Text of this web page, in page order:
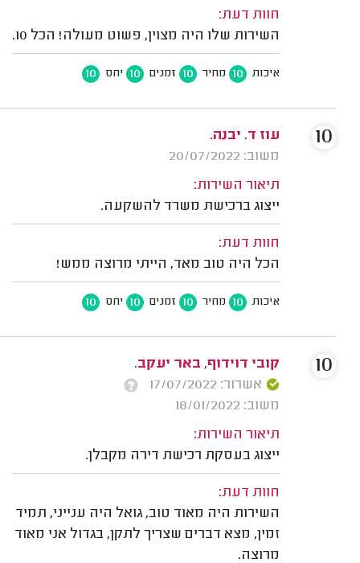
חוות דעת:
השירות שלו היה מצוין, פשוט מעולה! הכל 10.
איכות 10 מחיר 10 זמנים 10 יחס 10
עוז ד. יבנה.
משוב: 20/07/2022
תיאור השירות:
ייצוג ברכישת משרד להשקעה.
חוות דעת:
הכל היה טוב מאד, הייתי מרוצה ממש!
איכות 10 מחיר 10 זמנים 10 יחס 10
10
קובי דוידוף, באר יעקב.
אשרור: 17/07/2022
משוב: 18/01/2022
תיאור השירות:
ייצוג בעסקת רכישת דירה מקבלן.
חוות דעת:
השירות היה מאוד טוב, גואל היה ענייני, תמיד
זמין, מצא דברים שצריך לתקן, בגדול אני מאוד
מרוצה.
10